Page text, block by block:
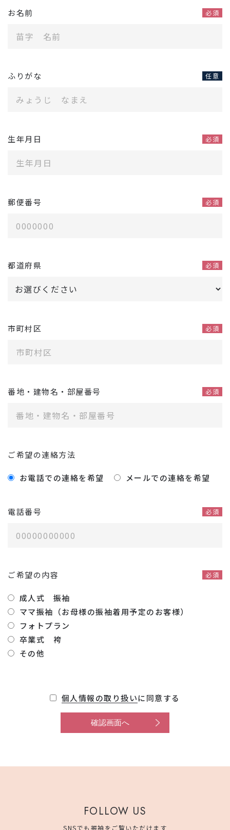
お名前 必須
ふりがな 任意
生年月日 必須
郵便番号 必須
都道府県 必須
市町村区 必須
番地・建物名・部屋番号 必須
ご希望の連絡方法
お電話での連絡を希望 メールでの連絡を希望
電話番号 必須
ご希望の内容 必須
成人式 振袖
ママ振袖（お母様の振袖着用予定のお客様）
フォトプラン
卒業式 袴
その他
個人情報の取り扱いに同意する
FOLLOW US
SNSでも振袖をご覧いただけます